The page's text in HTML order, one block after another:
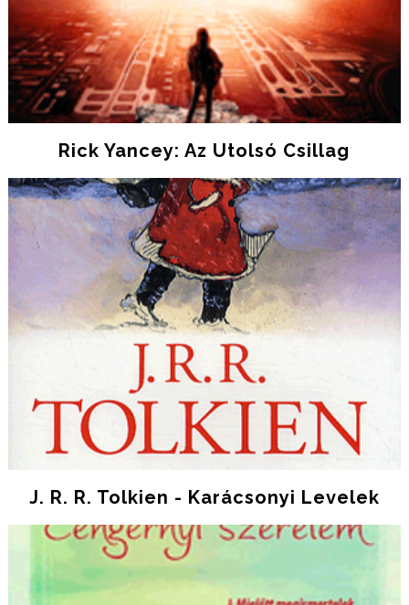
Rick Yancey: Az ​utolsó Csillag
J. R. R. Tolkien - Karácsonyi Levelek